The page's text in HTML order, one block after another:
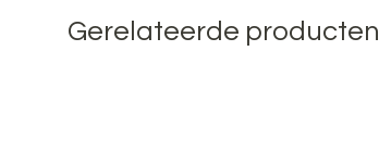
Gerelateerde producten